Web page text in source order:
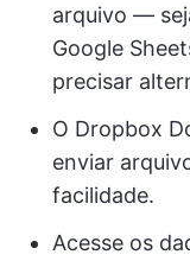
arquivo —
Google
precisar
O Dropbox
enviar
facilidade.
Acesse os